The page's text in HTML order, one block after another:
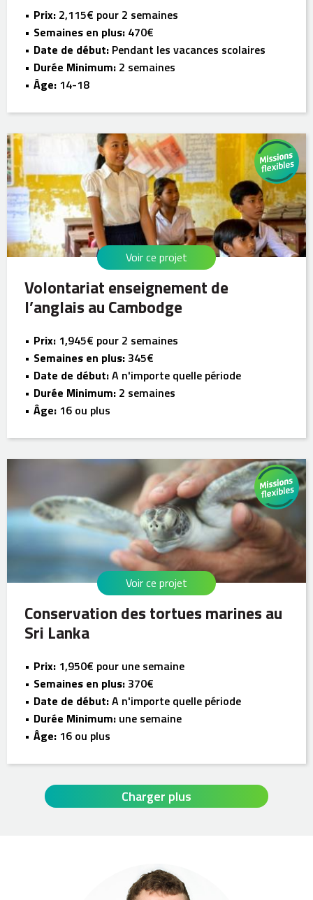
Prix: 2,115€ pour 2 semaines
Semaines en plus: 470€
Date de début: Pendant les vacances scolaires
Durée Minimum: 2 semaines
Âge: 14-18
Volontariat enseignement de
l’anglais au Cambodge
Voir ce projet
Prix: 1,945€ pour 2 semaines
Semaines en plus:345€
Date de début:A n'importe quelle période
Durée Minimum: 2 semaines
Âge: 16 ou plus
Conservation des tortues marines au
Sri Lanka
Voir ce projet
Prix: 1,950€ pour une semaine
Semaines en plus:370€
Date de début:A n'importe quelle période
Durée Minimum: une semaine
Âge: 16 ou plus
Charger plus